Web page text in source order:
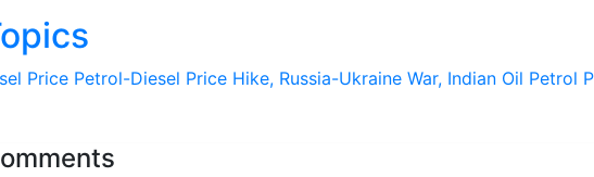
Price Petrol-Diesel Price Hike,